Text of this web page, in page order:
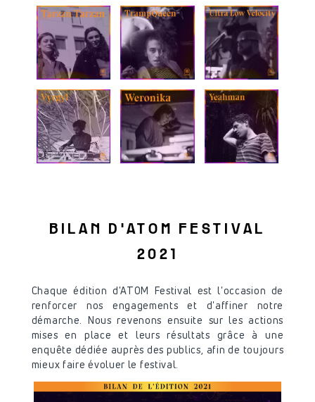
BILAN D'ATOM FESTIVAL
2021
Chaque édition d'ATOM Festival est l'occasion de
renforcer nos engagements et d'affiner notre
démarche. Nous revenons ensuite sur les actions
mises en place et leurs résultats grâce à une
enquête dédiée auprès des publics, afin de toujours
mieux faire évoluer le festival.